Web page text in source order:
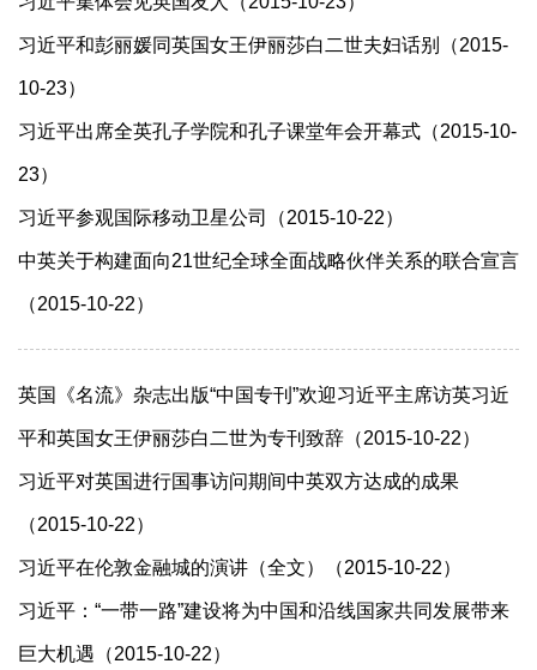
习近平和彭丽媛同英国女王伊丽莎白二世夫妇话别（2015-
10-23）
习近平出席全英孔子学院和孔子课堂年会开幕式（2015-10-
23）
习近平参观国际移动卫星公司（2015-10-22）
中英关于构建面向21世纪全球全面战略伙伴关系的联合宣言
（2015-10-22）
英国《名流》杂志出版“中国专刊”欢迎习近平主席访英习近
平和英国女王伊丽莎白二世为专刊致辞（2015-10-22）
习近平对英国进行国事访问期间中英双方达成的成果
（2015-10-22）
习近平在伦敦金融城的演讲（全文）（2015-10-22）
习近平：“一带一路”建设将为中国和沿线国家共同发展带来
巨大机遇（2015-10-22）